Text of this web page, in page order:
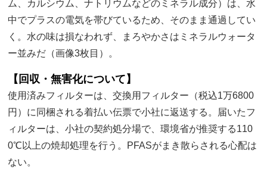
ム、カルシウム、ナトリウムなどのミネラル成分）は、水
中でプラスの電気を帯びているため、そのまま通過してい
く。水の味は損なわれず、まろやかさはミネラルウォータ
ー並みだ（画像3枚目）。
【回収・無害化について】
使用済みフィルターは、交換用フィルター（税込1万6800
円）に同梱される着払い伝票で小社に返送する。届いたフ
ィルターは、小社の契約処分場で、環境省が推奨する110
0℃以上の焼却処理を行う。PFASがまき散らされる心配は
ない。